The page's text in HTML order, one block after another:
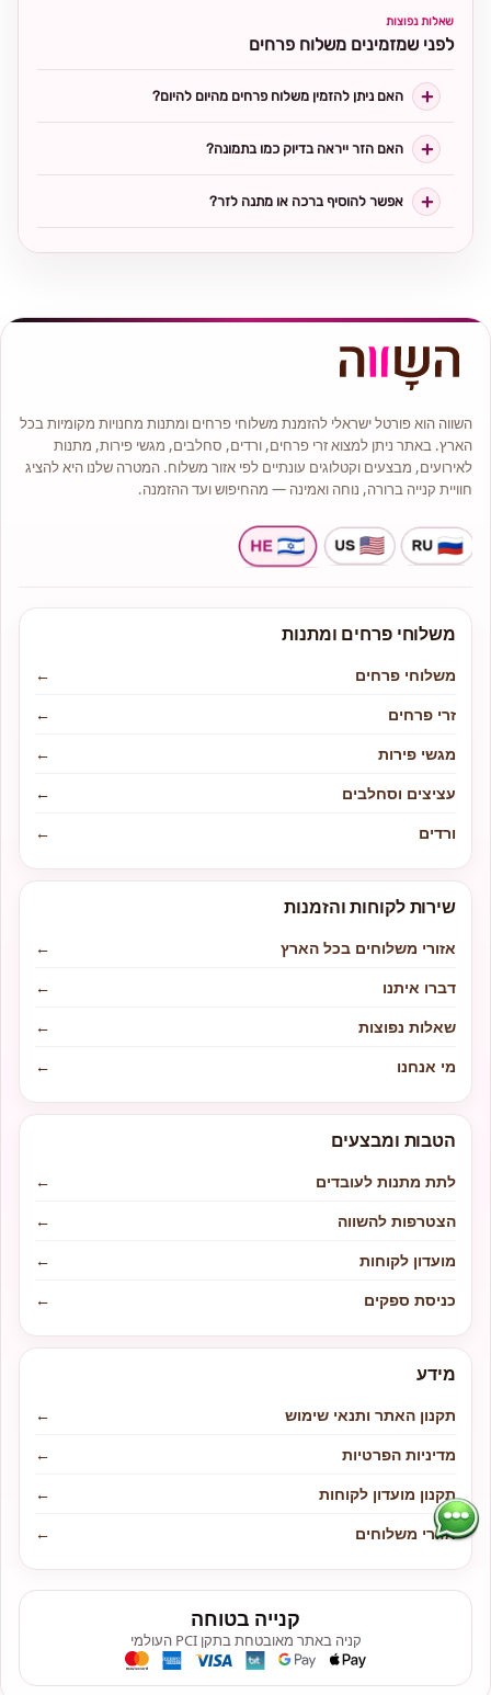
שאלות נפוצות
לפני שמזמינים משלוח פרחים
האם ניתן להזמין משלוח פרחים מהיום להיום?
האם הזר ייראה בדיוק כמו בתמונה?
אפשר להוסיף ברכה או מתנה לזר?
השווה הוא פורטל ישראלי להזמנת משלוחי פרחים ומתנות מחנויות מקומיות בכל
הארץ. באתר ניתן למצוא זרי פרחים, ורדים, סחלבים, מגשי פירות, מתנות
לאירועים, מבצעים וקטלוגים עונתיים לפי אזור משלוח. המטרה שלנו היא להציג
חוויית קנייה ברורה, נוחה ואמינה — מהחיפוש ועד ההזמנה.
משלוחי פרחים ומתנות
משלוחי פרחים
←
זרי פרחים
←
מגשי פירות
←
עציצים וסחלבים
←
ורדים
←
שירות לקוחות והזמנות
אזורי משלוחים בכל הארץ
←
דברו איתנו
←
שאלות נפוצות
←
מי אנחנו
←
הטבות ומבצעים
לתת מתנות לעובדים
←
הצטרפות להשווה
←
מועדון לקוחות
←
כניסת ספקים
←
מידע
תקנון האתר ותנאי שימוש
←
מדיניות הפרטיות
←
תקנון מועדון לקוחות
←
אזורי משלוחים
←
קנייה בטוחה
קניה באתר מאובטחת בתקן PCI העולמי